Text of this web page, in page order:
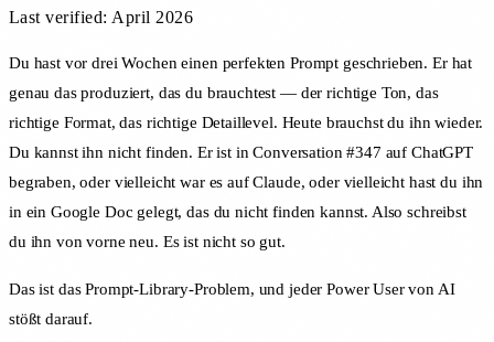
Last verified: April 2026
Du hast vor drei Wochen einen perfekten Prompt geschrieben. Er hat
genau das produziert, das du brauchtest — der richtige Ton, das
richtige Format, das richtige Detaillevel. Heute brauchst du ihn wieder.
Du kannst ihn nicht finden. Er ist in Conversation #347 auf ChatGPT
begraben, oder vielleicht war es auf Claude, oder vielleicht hast du ihn
in ein Google Doc gelegt, das du nicht finden kannst. Also schreibst
du ihn von vorne neu. Es ist nicht so gut.
Das ist das Prompt-Library-Problem, und jeder Power User von AI
stößt darauf.